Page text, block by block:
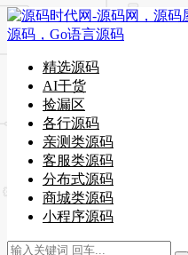
精选源码
AI干货
捡漏区
各行源码
亲测类源码
客服类源码
分布式源码
商城类源码
小程序源码